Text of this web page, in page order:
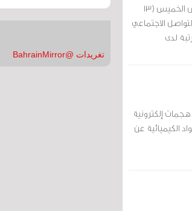
صرح مدير عام الإدارة العامة لمكافحة الفساد والأمن الاقتصادي والإلكتروني أمس الخميس (13
التواصل الاجتماعي
لدى
إلكترونية
الكيميائية عن
تغريدات @BahrainMirror